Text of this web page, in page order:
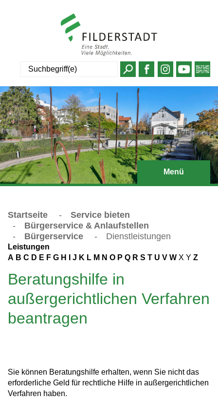
Menü
Startseite -
Service bieten
-
Bürgerservice & Anlaufstellen
-
Bürgerservice - Dienstleistungen
Leistungen
A B C D E F G H J K L M N O P Q R S T U V W X Y Z
Beratungshilfe in
außergerichtlichen Verfahren
beantragen
Sie können Beratungshilfe erhalten, wenn Sie nicht das
erforderliche Geld für rechtliche Hilfe in außergerichtlichen
Verfahren haben.